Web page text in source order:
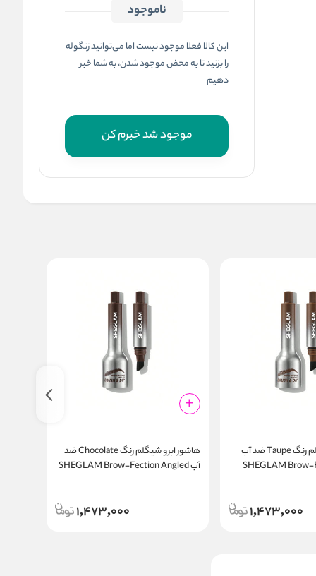
ناموجود
این کالا فعلا موجود نیست اما می‌توانید زنگوله
را بزنید تا به محض موجود شدن، به شما خبر
دهیم
موجود شد خبرم کن
هاشور ابرو شیگلم رنگ Taupe ضد آب
SHEGLAM
1,473,000
هاشور ابرو شیگلم رنگ Chocolate ضد
آب SHEGLAM Brow-Fection Angled
1,473,000